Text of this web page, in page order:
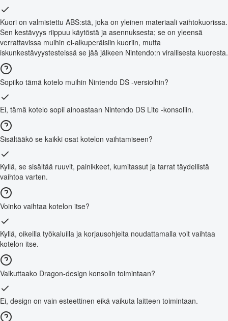
Kuori on valmistettu ABS:stä, joka on yleinen materiaali vaihtokuorissa.
Sen kestävyys riippuu käytöstä ja asennuksesta; se on yleensä
verrattavissa muihin ei-alkuperäisiin kuoriin, mutta
iskunkestävyystesteissä se jää jälkeen Nintendo:n virallisesta kuoresta.
Sopiiko tämä kotelo muihin Nintendo DS -versioihin?
Ei, tämä kotelo sopii ainoastaan Nintendo DS Lite -konsoliin.
Sisältääkö se kaikki osat kotelon vaihtamiseen?
Kyllä, se sisältää ruuvit, painikkeet, kumitassut ja tarrat täydellistä
vaihtoa varten.
Voinko vaihtaa kotelon itse?
Kyllä, oikeilla työkaluilla ja korjausohjeita noudattamalla voit vaihtaa
kotelon itse.
Vaikuttaako Dragon-design konsolin toimintaan?
Ei, design on vain esteettinen eikä vaikuta laitteen toimintaan.